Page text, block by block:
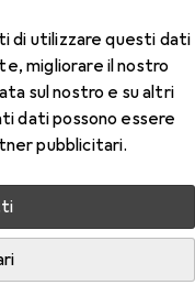
di utilizzare questi dati
migliorare il nostro
sul nostro e su altri
dati possono essere
pubblicitari.
Martello in
Halder Martello
utensili a